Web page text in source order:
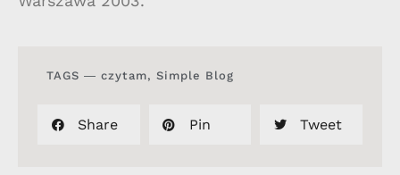
TAGS ― czytam, Simple Blog
Share Pin Tweet